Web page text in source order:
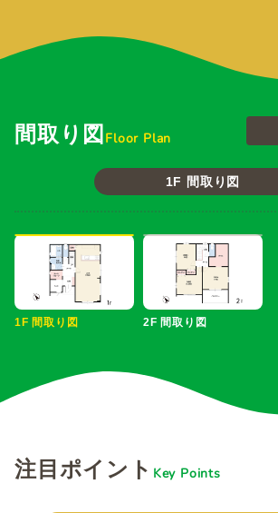
間取り図 Floor Plan
1F 間取り図
1F 間取り図 2F 間取り図
注目ポイント Key Points